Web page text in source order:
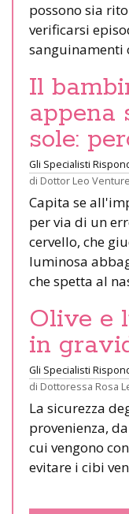
possono sia
verificarsi
sanguinamenti
Il
appena
sole:
Gli Specialisti
di Dottor Leo
Capita se
per via di un
cervello, che
luminosa
che spetta al
Olive e
in
Gli Specialisti
di Dottoressa Rosa
La sicurezza
provenienza,
cui vengono
evitare i cibi